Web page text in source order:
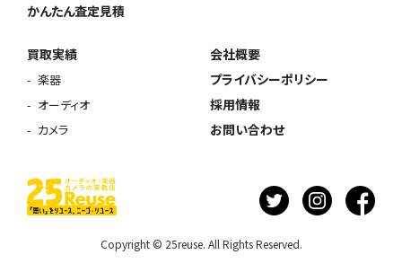
かんたん査定見積
買取実績
楽器
オーディオ
カメラ
会社概要
プライバシーポリシー
採用情報
お問い合わせ
Copyright © 25reuse. All Rights Reserved.